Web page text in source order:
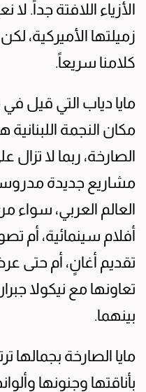
الأزياء اللافتة جداً.
زميلتها الأميركية،
كلامنا سريعاً.
مايا دياب التي قيل
مكان النجمة اللبنانية
الصارخة، ربما لا تزال
مشاريع جديدة
العالم العربي، سواء
أفلام سينمائية، أم
تقديم أغانٍ، أم حتى
تعاونها مع نيكولا
بينهما.
مايا الصارخة بجمالها
بأناقتها وجنونها